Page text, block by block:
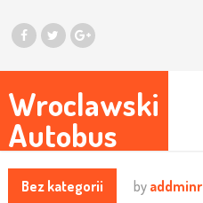
Wroclawski
Autobus
Bez kategorii by addminr